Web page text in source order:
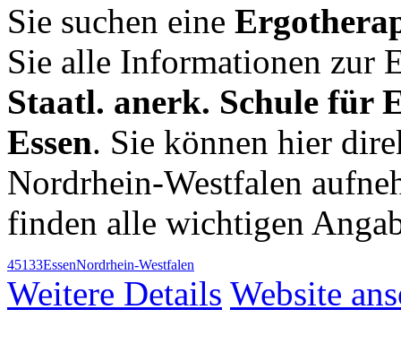
Sie suchen eine
Sie alle Informationen zur
Staatl. anerk. Schule für
Essen. Sie können hier
Nordrhein-Westfalen
finden alle wichtigen
45133EssenNordrhein-Westfalen
Weitere Details Website